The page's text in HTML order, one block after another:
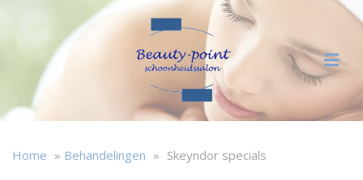
Home » Behandelingen » Skeyndor specials